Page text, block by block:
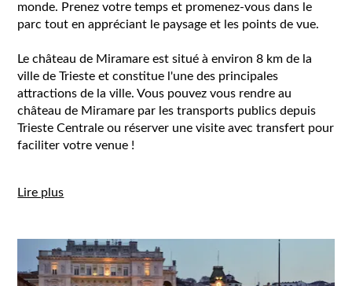
monde. Prenez votre temps et promenez-vous dans le
parc tout en appréciant le paysage et les points de vue.
Le château de Miramare est situé à environ 8 km de la
ville de Trieste et constitue l'une des principales
attractions de la ville. Vous pouvez vous rendre au
château de Miramare par les transports publics depuis
Trieste Centrale ou réserver une visite avec transfert pour
faciliter votre venue !
Lire plus